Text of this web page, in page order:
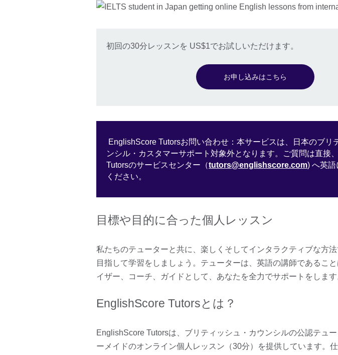
初回の30分レッスンを US$1でお試しいただけます。
お申し込みはこちら
EnglishScore Tutorsお問い合わせ：本サービスは、日本のブリ
ンシル・カスタマーサポート対象外となります。ご質問は直接
Tutorsのサービスセンター（tutors@englishscore.com) へ英
ください。
目標や目的に合った個人レッスン
私たちのテューターと共に、楽しくそしてインタラクティブな方
目指して学習をしましょう。テューターは、英語の講師であるこ
イザー、コーチ、ガイドとして、あなたを全力でサポートをします
EnglishScore Tutorsとは？
EnglishScore Tutorsは、ブリティッシュ・カウンシルの公認テュ
ーメイドのオンライン個人レッスン（30分）を提供しています。